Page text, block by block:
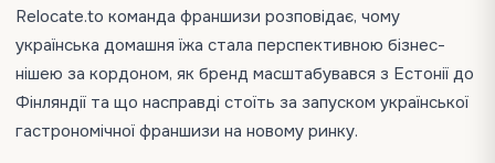
Relocate.to команда франшизи розповідає, чому
українська домашня їжа стала перспективною бізнес-
нішею за кордоном, як бренд масштабувався з Естонії до
Фінляндії та що насправді стоїть за запуском української
гастрономічної франшизи на новому ринку.